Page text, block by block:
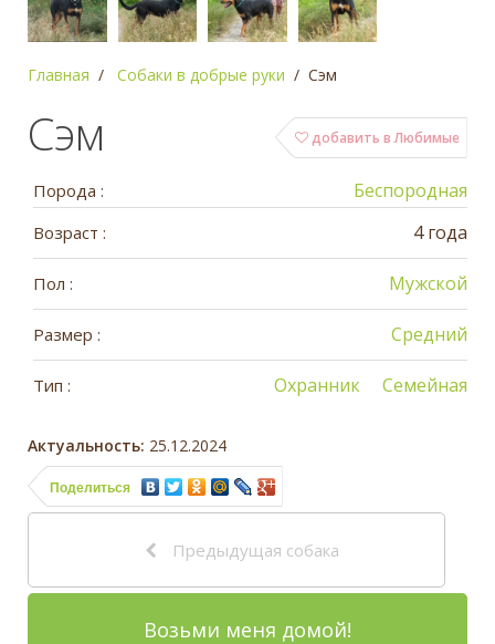
Главная Собаки в добрые руки Сэм
добавить в Любимые
Сэм
Порода : Беспородная
Возраст : 4 года
Пол : Мужской
Размер : Средний
Тип : Семейная
Охранник
Актуальность: 25.12.2024
Поделиться
Предыдущая собака
Возьми меня домой!